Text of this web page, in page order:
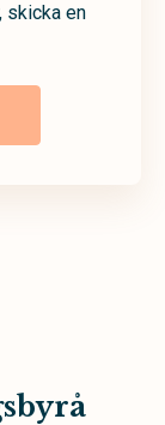
skicka en